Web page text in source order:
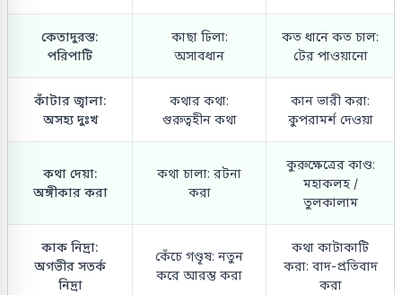
কেতাদুরস্ত:
পরিপাটি
কাছা ঢিলা:
অসাবধান
কত ধানে কত চাল:
টের পাওয়ানো
কাঁটার জ্বালা:
অসহ্য দুঃখ
কথার কথা:
গুরুত্বহীন কথা
কান ভারী করা:
কুপরামর্শ দেওয়া
কথা দেয়া:
অঙ্গীকার করা
কথা চালা: রটনা
করা
কুরুক্ষেত্রের কাণ্ড:
মহাকলহ /
তুলকালাম
কাক নিদ্রা:
অগভীর সতর্ক
নিদ্রা
কেঁচে গণ্ডূষ: নতুন
করে আরম্ভ করা
কথা কাটাকাটি
করা: বাদ-প্রতিবাদ
করা